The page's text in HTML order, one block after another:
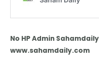
No HP Admin
www.sahamdaily.com